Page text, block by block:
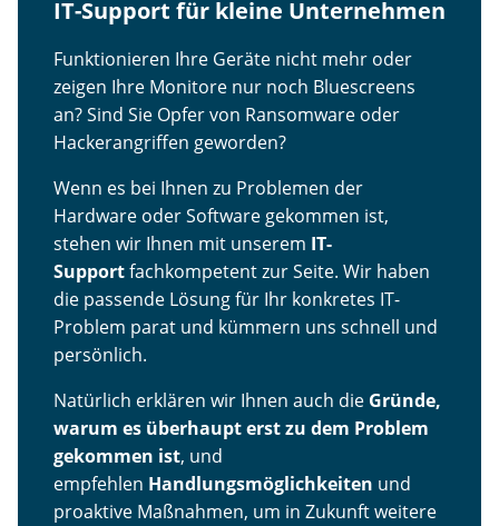
IT-Support für kleine Unternehmen
Funktionieren Ihre Geräte nicht mehr oder
zeigen Ihre Monitore nur noch Bluescreens
an? Sind Sie Opfer von Ransomware oder
Hackerangriffen geworden?
Wenn es bei Ihnen zu Problemen der
Hardware oder Software gekommen ist,
stehen wir Ihnen mit unserem IT-
Supportfachkompetent zur Seite. Wir haben
die passende Lösung für Ihr konkretes IT-
Problem parat und kümmern uns schnell und
persönlich.
Natürlich erklären wir Ihnen auch die Gründe,
warum es überhaupt erst zu dem Problem
gekommen ist, und
empfehlen Handlungsmöglichkeiten und
proaktive Maßnahmen, um in Zukunft weitere